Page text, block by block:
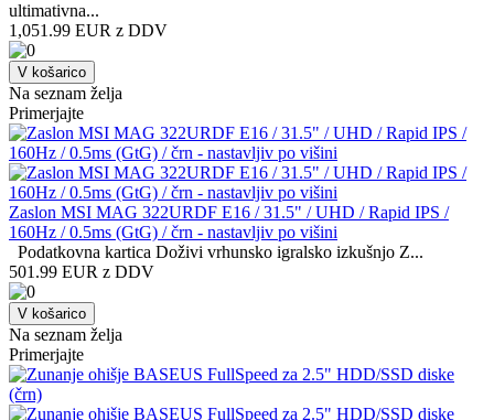
ultimativna...
1,051.99 EUR z DDV
V košarico
Na seznam želja
Primerjajte
Zaslon MSI MAG 322URDF E16 / 31.5" / UHD / Rapid IPS /
160Hz / 0.5ms (GtG) / črn - nastavljiv po višini
Podatkovna kartica Doživi vrhunsko igralsko izkušnjo Z...
501.99 EUR z DDV
V košarico
Na seznam želja
Primerjajte